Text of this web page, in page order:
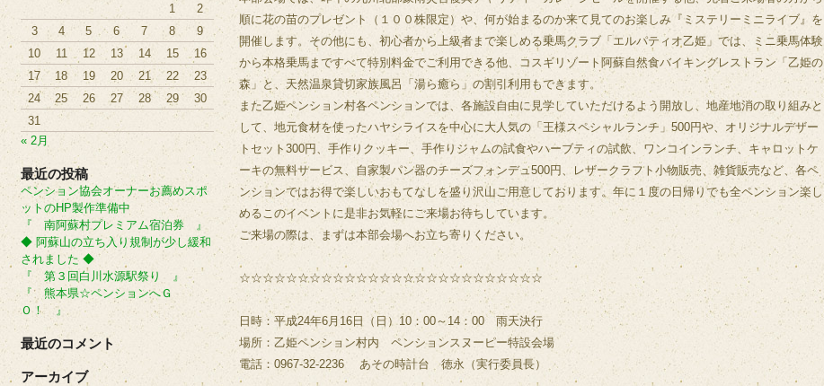
順に花の苗のプレゼント（１００株限定）や、何が始まるのか来て見てのお楽しみ『ミステリーミニライブ』を
開催します。その他にも、初心者から上級者まで楽しめる乗馬クラブ「エルパティオ乙姫」では、ミニ乗馬体験
から本格乗馬まですべて特別料金でご利用できる他、コスギリゾート阿蘇自然食バイキングレストラン「乙姫の
森」と、天然温泉貸切家族風呂「湯ら癒ら」の割引利用もできます。
また乙姫ペンション村各ペンションでは、各施設自由に見学していただけるよう開放し、地産地消の取り組みと
して、地元食材を使ったハヤシライスを中心に大人気の「王様スペシャルランチ」500円や、オリジナルデザー
トセット300円、手作りクッキー、手作りジャムの試食やハーブティの試飲、ワンコインランチ、キャロットケ
ーキの無料サービス、自家製パン器のチーズフォンデュ500円、レザークラフト小物販売、雑貨販売など、各ペ
ンションではお得で楽しいおもてなしを盛り沢山ご用意しております。年に１度の日帰りでも全ペンション楽し
めるこのイベントに是非お気軽にご来場お待ちしています。
ご来場の際は、まずは本部会場へお立ち寄りください。
☆☆☆☆☆☆☆☆☆☆☆☆☆☆☆☆☆☆☆☆☆☆☆☆☆☆
日時：平成24年6月16日（日）10：00～14：00 雨天決行
場所：乙姫ペンション村内 ペンションスヌーピー特設会場
電話：0967-32-2236 あその時計台 徳永（実行委員長）
« 2月
1
2
3
4 5 6 7 8
9
10
11 12 13 14 15
16
17
18 19 20 21 22
23
24
25 26 27 28 29
30
31
最近の投稿
ペンション協会オーナーお薦めスポ
ットのHP製作準備中
『 南阿蘇村プレミアム宿泊券 』
◆ 阿蘇山の立ち入り規制が少し緩和
されました ◆
『 第３回白川水源駅祭り 』
『 熊本県☆ペンションへＧ
Ｏ！ 』
最近のコメント
アーカイブ